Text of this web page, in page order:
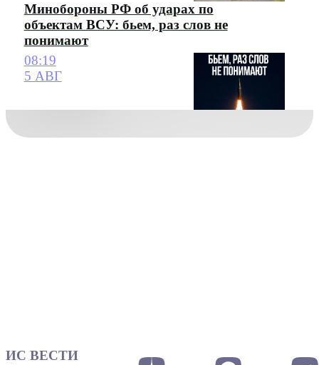
Минобороны РФ об ударах по
объектам ВСУ: бьем, раз слов не
понимают
08:19
5 АВГ
ИС ВЕСТИ